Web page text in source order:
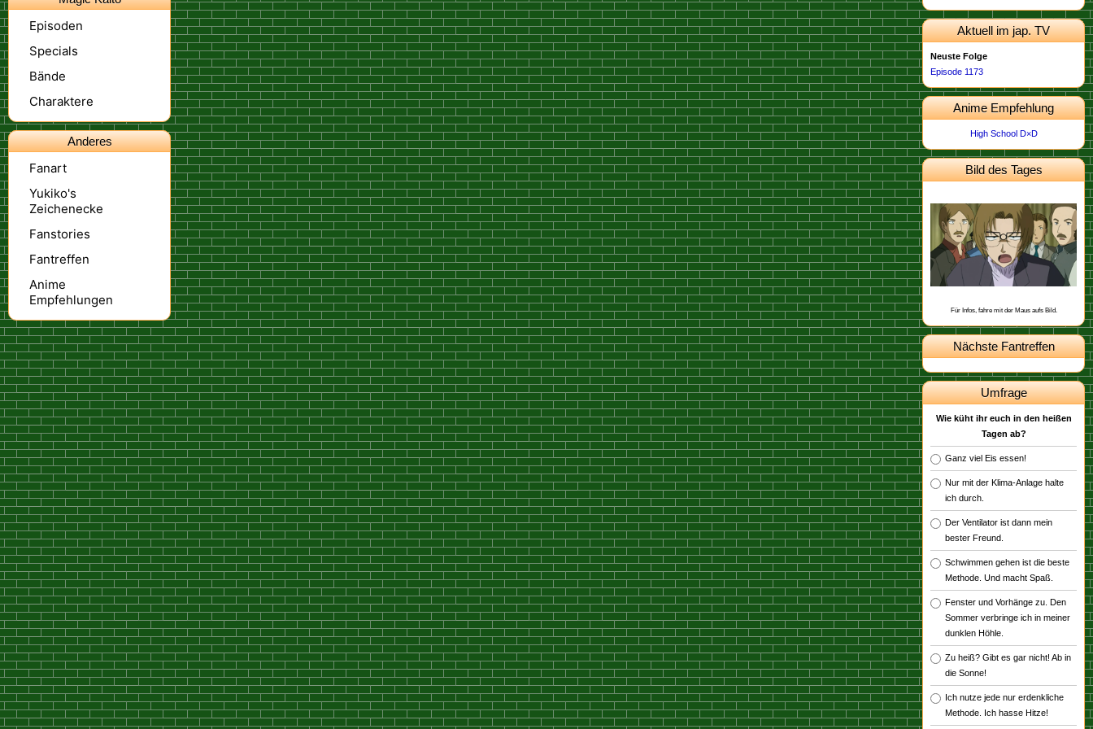
Episoden
Specials
Bände
Charaktere
Anderes
Fanart
Yukiko's
Zeichenecke
Fanstories
Fantreffen
Anime
Empfehlungen
Aktuell im jap. TV
Neuste Folge
Episode 1173
Anime Empfehlung
High School D×D
Bild des Tages
Dieses Bild stammt von der
Episode 498
.
Schon gewusst, dass Heiji aus Osaka
stammt?
Für Infos, fahre mit der Maus aufs Bild.
Nächste Fantreffen
Umfrage
Wie küht ihr euch in den heißen
Tagen ab?
Ganz viel Eis essen!
Nur mit der Klima-Anlage halte
ich durch.
Der Ventilator ist dann mein
bester Freund.
Schwimmen gehen ist die beste
Methode. Und macht Spaß.
Fenster und Vorhänge zu. Den
Sommer verbringe ich in meiner
dunklen Höhle.
Zu heiß? Gibt es gar nicht! Ab in
die Sonne!
Ich nutze jede nur erdenkliche
Methode. Ich hasse Hitze!